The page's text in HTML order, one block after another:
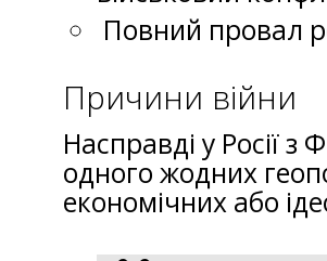
Повний провал
Причини війни
Насправді у Росії
одного жодних
економічних або